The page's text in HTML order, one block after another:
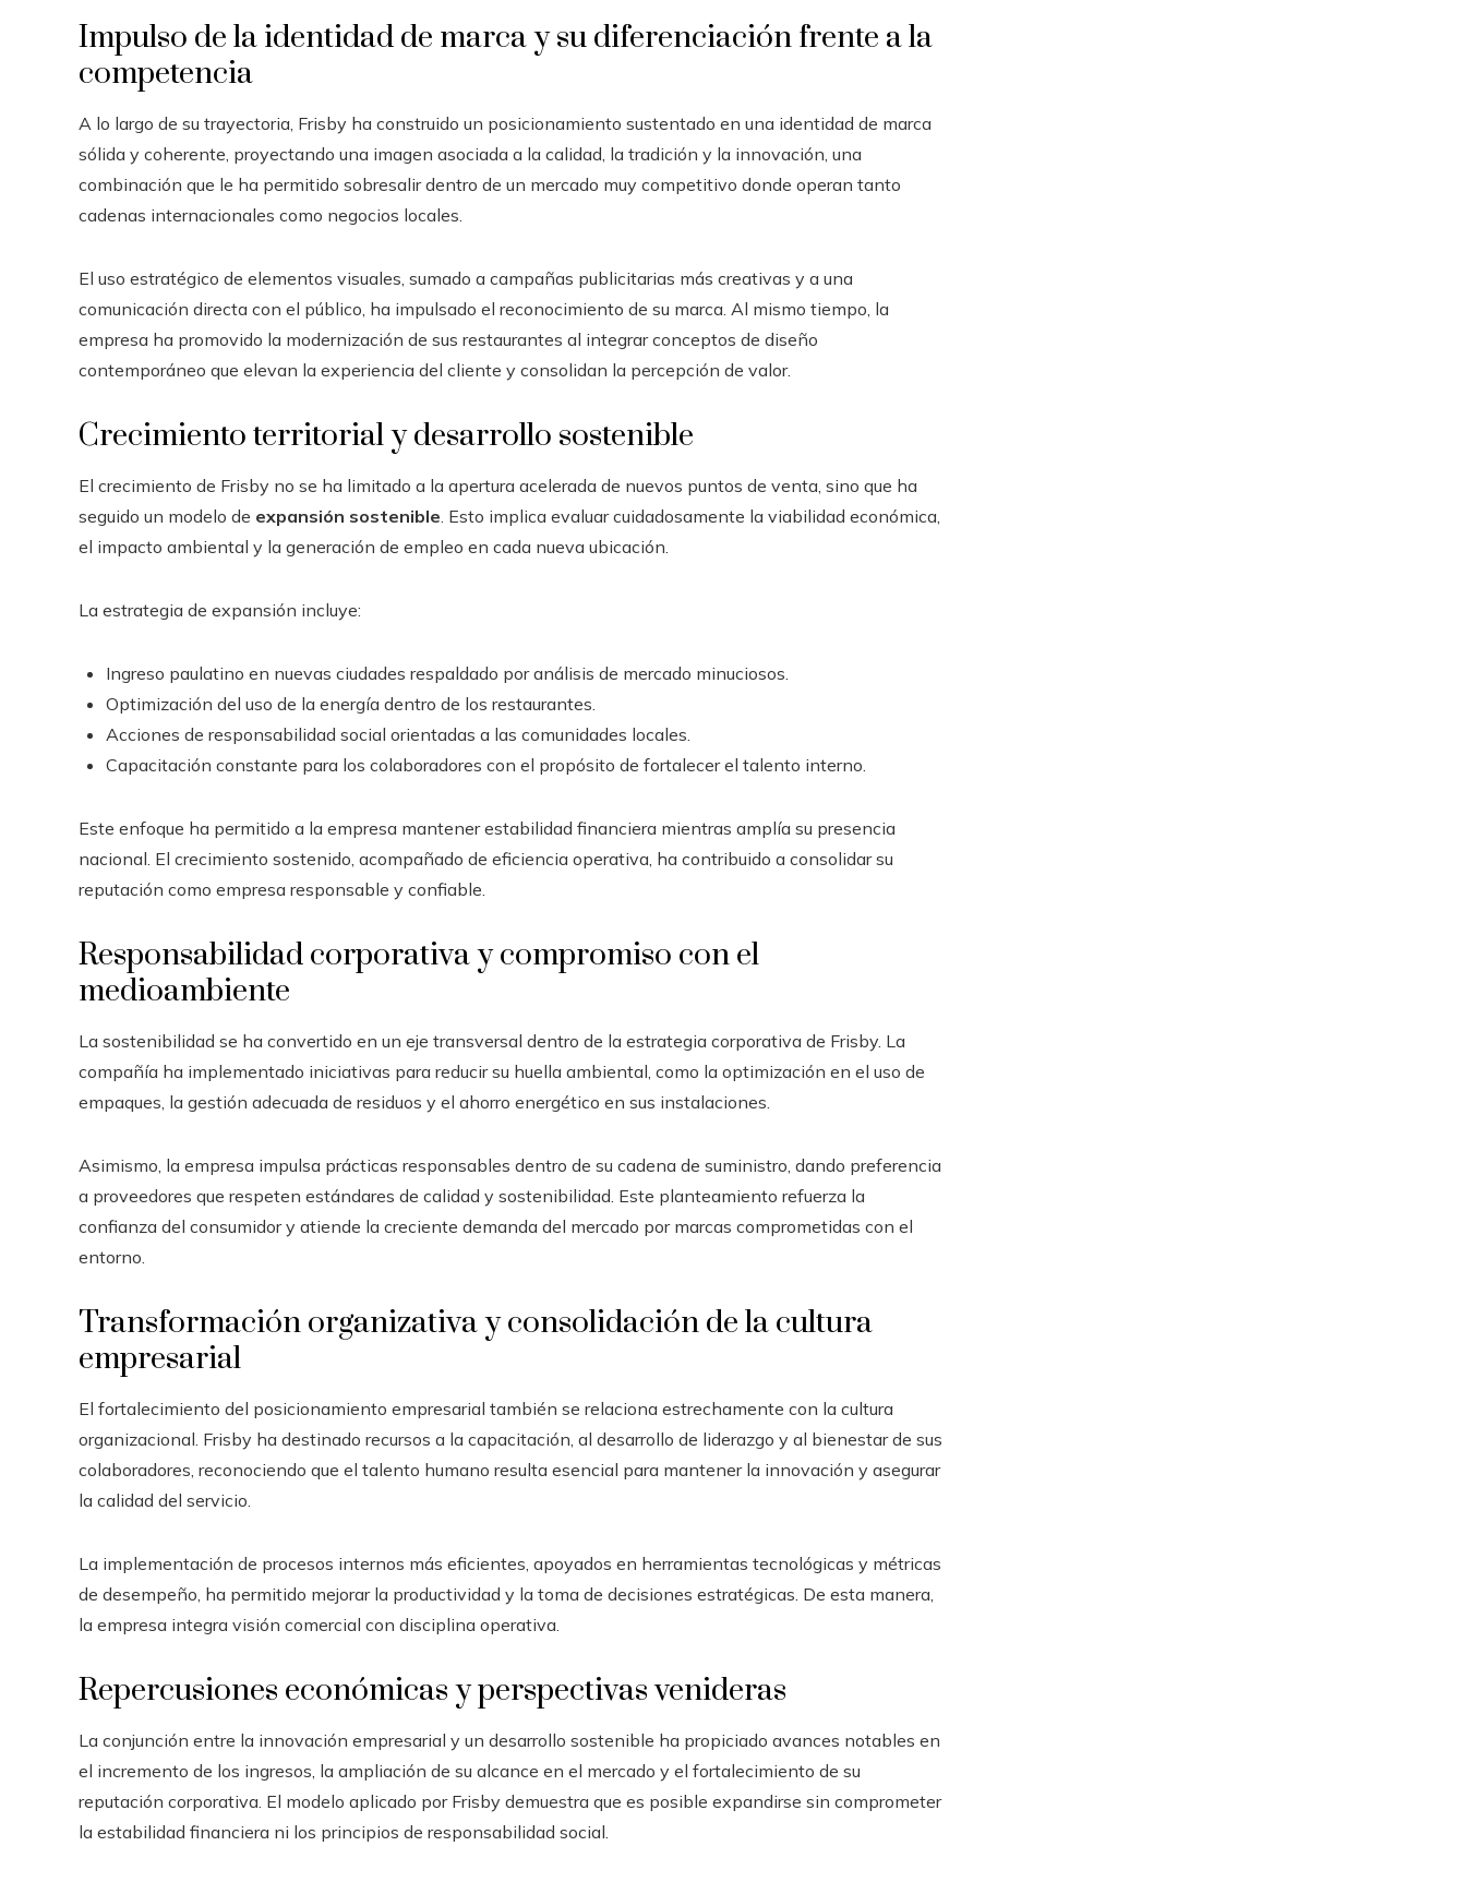
Impulso de la identidad de marca y su diferenciación frente a la
competencia
A lo largo de su trayectoria, Frisby ha construido un posicionamiento sustentado en una identidad de marca
sólida y coherente, proyectando una imagen asociada a la calidad, la tradición y la innovación, una
combinación que le ha permitido sobresalir dentro de un mercado muy competitivo donde operan tanto
cadenas internacionales como negocios locales.
El uso estratégico de elementos visuales, sumado a campañas publicitarias más creativas y a una
comunicación directa con el público, ha impulsado el reconocimiento de su marca. Al mismo tiempo, la
empresa ha promovido la modernización de sus restaurantes al integrar conceptos de diseño
contemporáneo que elevan la experiencia del cliente y consolidan la percepción de valor.
Crecimiento territorial y desarrollo sostenible
El crecimiento de Frisby no se ha limitado a la apertura acelerada de nuevos puntos de venta, sino que ha
seguido un modelo de expansión sostenible. Esto implica evaluar cuidadosamente la viabilidad económica,
el impacto ambiental y la generación de empleo en cada nueva ubicación.
La estrategia de expansión incluye:
Ingreso paulatino en nuevas ciudades respaldado por análisis de mercado minuciosos.
Optimización del uso de la energía dentro de los restaurantes.
Acciones de responsabilidad social orientadas a las comunidades locales.
Capacitación constante para los colaboradores con el propósito de fortalecer el talento interno.
Este enfoque ha permitido a la empresa mantener estabilidad financiera mientras amplía su presencia
nacional. El crecimiento sostenido, acompañado de eficiencia operativa, ha contribuido a consolidar su
reputación como empresa responsable y confiable.
Responsabilidad corporativa y compromiso con el
medioambiente
La sostenibilidad se ha convertido en un eje transversal dentro de la estrategia corporativa de Frisby. La
compañía ha implementado iniciativas para reducir su huella ambiental, como la optimización en el uso de
empaques, la gestión adecuada de residuos y el ahorro energético en sus instalaciones.
Asimismo, la empresa impulsa prácticas responsables dentro de su cadena de suministro, dando preferencia
a proveedores que respeten estándares de calidad y sostenibilidad. Este planteamiento refuerza la
confianza del consumidor y atiende la creciente demanda del mercado por marcas comprometidas con el
entorno.
Transformación organizativa y consolidación de la cultura
empresarial
El fortalecimiento del posicionamiento empresarial también se relaciona estrechamente con la cultura
organizacional. Frisby ha destinado recursos a la capacitación, al desarrollo de liderazgo y al bienestar de sus
colaboradores, reconociendo que el talento humano resulta esencial para mantener la innovación y asegurar
la calidad del servicio.
La implementación de procesos internos más eficientes, apoyados en herramientas tecnológicas y métricas
de desempeño, ha permitido mejorar la productividad y la toma de decisiones estratégicas. De esta manera,
la empresa integra visión comercial con disciplina operativa.
Repercusiones económicas y perspectivas venideras
La conjunción entre la innovación empresarial y un desarrollo sostenible ha propiciado avances notables en
el incremento de los ingresos, la ampliación de su alcance en el mercado y el fortalecimiento de su
reputación corporativa. El modelo aplicado por Frisby demuestra que es posible expandirse sin comprometer
la estabilidad financiera ni los principios de responsabilidad social.